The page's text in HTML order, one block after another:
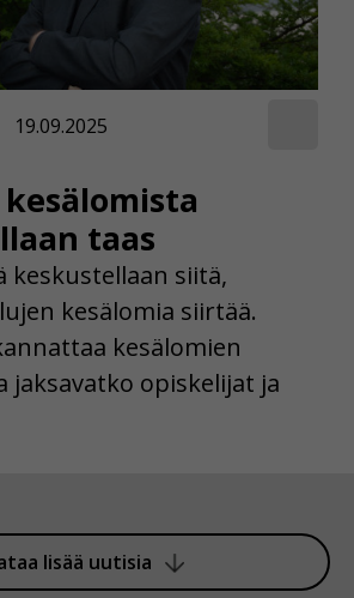
taas
19.09.2025
keskustellaan siitä,
kesälomia siirtää.
kesälomien
jaksavatko opiskelijat ja
lisää uutisia